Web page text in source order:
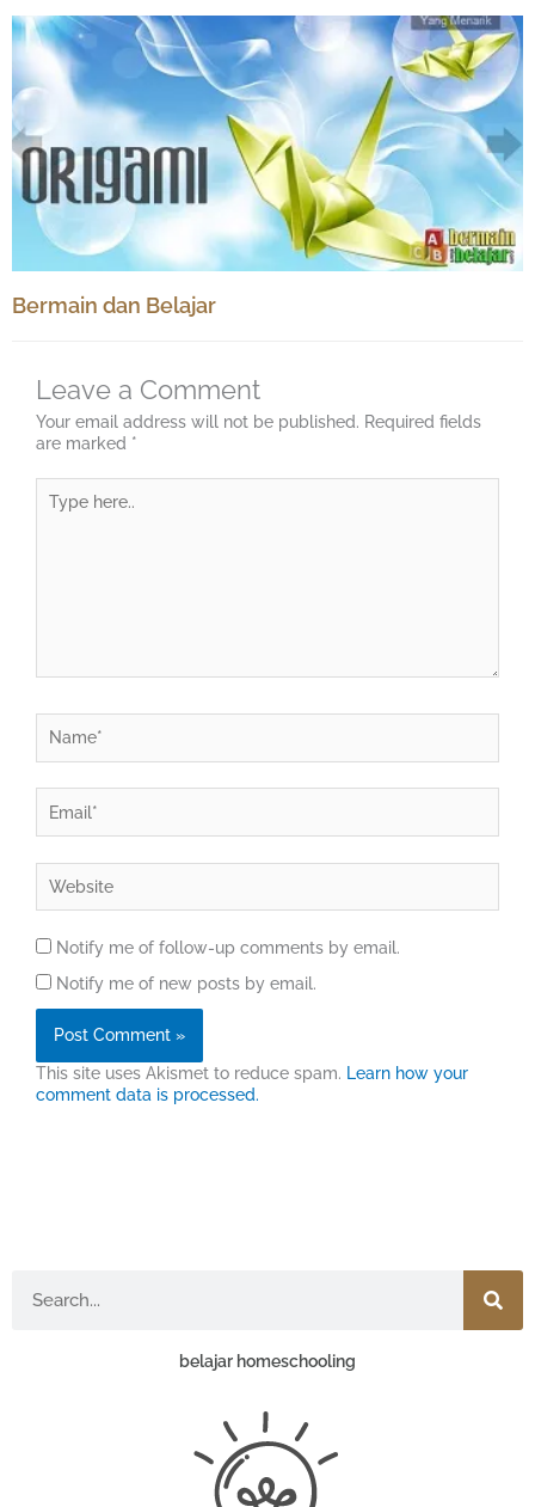
Bermain dan Belajar
Leave a Comment
Your email address will not be published. Required fields
are marked *
here..
Notify me of follow-up comments by email.
Notify me of new posts by email.
This site uses Akismet to reduce spam. Learn how your
comment data is processed.
belajar homeschooling